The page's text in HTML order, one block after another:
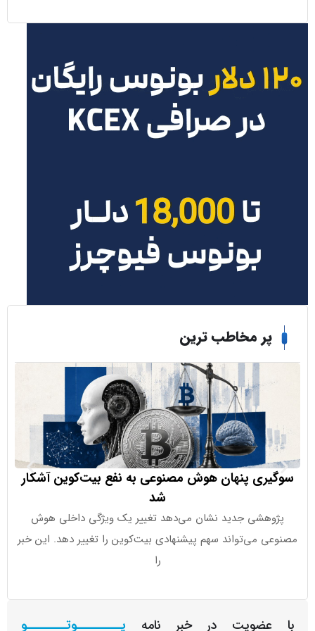
پر مخاطب ترین
پنهان هوش مصنوعی به نفع بیت‌کوین آشکار
جدید نشان می‌دهد تغییر یک ویژگی داخلی هوش
می‌تواند سهم پیشنهادی بیت‌کوین را تغییر دهد. این خبر
در خبر نامه
یـــــــــوتــــــــو